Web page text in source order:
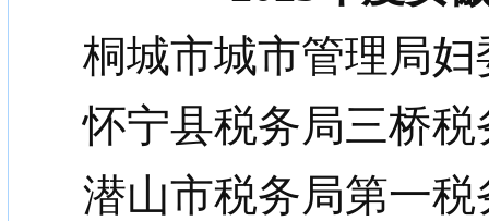
桐城市城市管理局妇
怀宁县税务局三桥税
潜山市税务局第一